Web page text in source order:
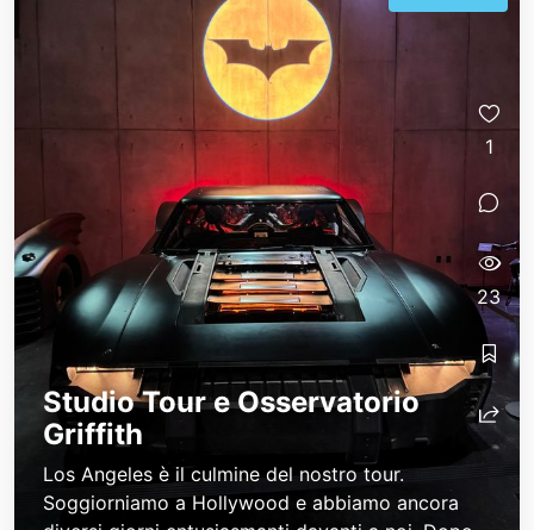
Studio Tour e Osservatorio
Griffith
Los Angeles è il culmine del nostro tour.
Soggiorniamo a Hollywood e abbiamo ancora
1
23